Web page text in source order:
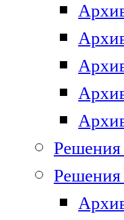
Решения
Решения